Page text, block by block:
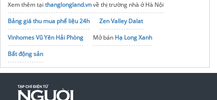
Xem thêm tại thanglongland.vnvề thị trường nhà ở Hà Nội
Bảng giá thu mua phế liệu 24h
Zen Valley Dalat
Vinhomes Vũ Yên Hải Phòng
Mở bán Hạ Long Xanh
Bất động sản
Official profile ofCEO - Founder GDT Agencyexecutive
quà tặng doanh nghiệp giá rẻ